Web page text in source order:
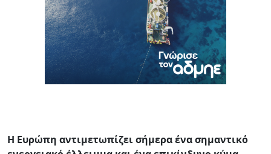
Η Ευρώπη αντιμετωπίζει σήμερα ένα σημαντικό